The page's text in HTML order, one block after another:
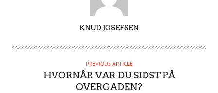
T
KNUD JOSEFSEN
PREVIOUS ARTICLE
HVORNÅR VAR DU SIDST PÅ
OVERGADEN?